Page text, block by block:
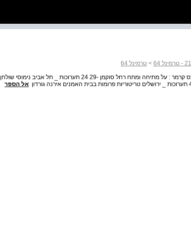
> טרמינל 64
-45 44 , 3 בחירת העורכת _ תל אביב אלכס קרמר : על מתיחה ומתח רחל סוקמן -29 24 תערוכות _ תל אביב נימוסי שולחן
אל הספר